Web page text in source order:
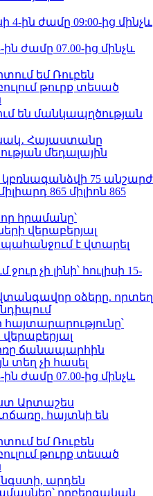
4-ին ժամը 09:00-ից մինչև
ին ժամը 07.00-ից մինչև
եմ Ռուբեն
թուրք տեսած
են մանկապղծության
Հայաստանը
մեդալային
75 անշարժ
865 միլիոն 865
հրամանը՝
վերաբերյալ
պահանջում է վտարել
չի լինի՝ հուլիսի 15-
օձերը. որտեղ
ճանապարհին
տեղ չի հասել
ին ժամը 07.00-ից մինչև
Արտաշես
հայտնի են
եմ Ռուբեն
թուրք տեսած
արդեն
ողբերգական